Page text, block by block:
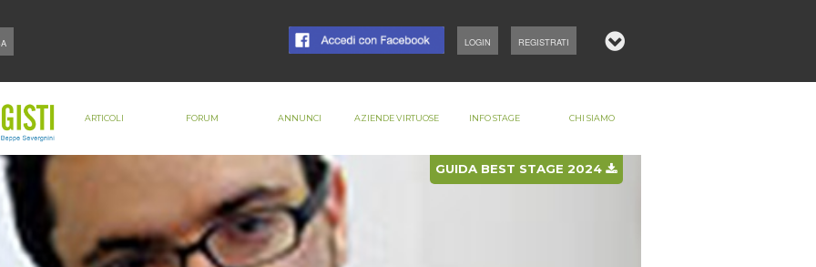
REGISTRATI
LOGIN
GUIDA BEST STAGE 2024
ARTICOLI FORUM ANNUNCI AZIENDE VIRTUOSE INFO STAGE CHI SIAMO